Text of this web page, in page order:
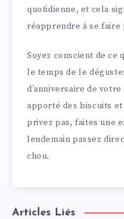
quotidienne, et cela
réapprendre à se faire
Soyez conscient de ce
le temps de le
d’anniversaire de
apporté des biscuits
privez pas, faites une
lendemain passez
chou.
Articles Liés